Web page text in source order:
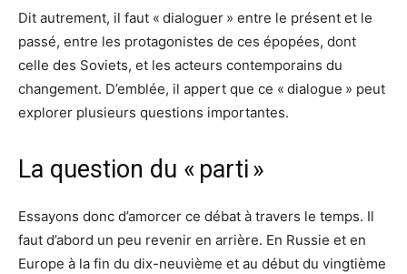
Dit autrement, il faut « dialoguer » entre le présent et le
passé, entre les protagonistes de ces épopées, dont
celle des Soviets, et les acteurs contemporains du
changement. D’emblée, il appert que ce « dialogue » peut
explorer plusieurs questions importantes.
La question du « parti »
Essayons donc d’amorcer ce débat à travers le temps. Il
faut d’abord un peu revenir en arrière. En Russie et en
Europe à la fin du dix-neuvième et au début du vingtième